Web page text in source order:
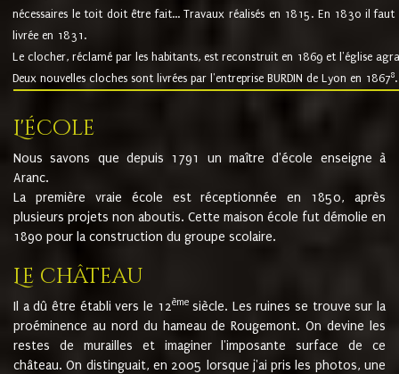
nécessaires le toit doit être fait... Travaux réalisés en 1815. En 1830 il
livrée en 1831.
Le clocher, réclamé par les habitants, est reconstruit en 1869 et l'église
Deux nouvelles cloches sont livrées par l'entreprise BURDIN de Lyon en 18678.
L'école
Nous savons que depuis 1791 un maître d'école enseigne à
Aranc.
La première vraie école est réceptionnée en 1850, après
plusieurs projets non aboutis. Cette maison école fut démolie en
1890 pour la construction du groupe scolaire.
Le château
Il a dû être établi vers le 12èmesiècle. Les ruines se trouve sur la
proéminence au nord du hameau de Rougemont. On devine les
restes de murailles et imaginer l'imposante surface de ce
château. On distinguait, en 2005 lorsque j'ai pris les photos, une